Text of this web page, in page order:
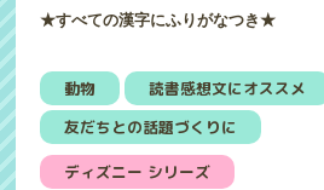
★すべての漢字にふりがなつき★
動物
読書感想文にオススメ
友だちとの話題づくりに
ディズニー シリーズ